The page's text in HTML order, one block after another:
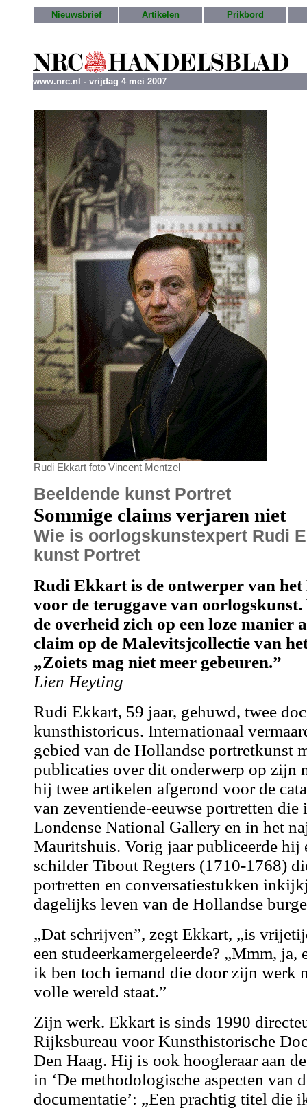
Nieuwsbrief Artikelen Prikbord
www.nrc.nl - vrijdag 4 mei 2007
Rudi Ekkart foto Vincent Mentzel
Beeldende kunst Portret
Sommige claims verjaren niet
Wie is oorlogskunstexpert Rudi
kunst Portret
Rudi Ekkart is de ontwerper van het
voor de teruggave van oorlogskunst.
de overheid zich op een loze manier
claim op de Malevitsjcollectie van
„Zoiets mag niet meer gebeuren.”
Lien Heyting
Rudi Ekkart, 59 jaar, gehuwd, twee
kunsthistoricus. Internationaal
gebied van de Hollandse portretkunst
publicaties over dit onderwerp op zijn
hij twee artikelen afgerond voor de
van zeventiende-eeuwse portretten
Londense National Gallery en in het
Mauritshuis. Vorig jaar publiceerde hij
schilder Tibout Regters (1710-1768)
portretten en conversatiestukken
dagelijks leven van de Hollandse
„Dat schrijven”, zegt Ekkart, „is
een studeerkamergeleerde? „Mmm, ja,
ik ben toch iemand die door zijn werk
volle wereld staat.”
Zijn werk. Ekkart is sinds 1990
Rijksbureau voor Kunsthistorische
Den Haag. Hij is ook hoogleraar aan
in ‘De methodologische aspecten van
documentatie’: „Een prachtig titel die